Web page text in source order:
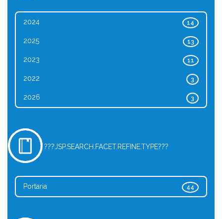
14
2024
13
2025
11
2023
3
2022
3
2026
???JSP.SEARCH.FACET.REFINE.TYPE???
44
Portaria